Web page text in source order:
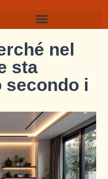
nel
sta
secondo i